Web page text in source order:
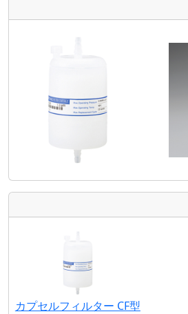
カプセルフィルター CF型